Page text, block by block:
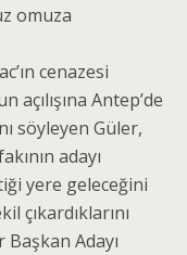
omuza
cenazesi
Antep’de
söyleyen Güler,
adayı
yere geleceğini
çıkardıklarını
Adayı